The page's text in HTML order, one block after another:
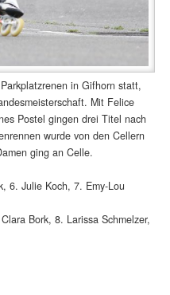
in Gifhorn statt,
Mit Felice
Postel gingen drei Titel nach
wurde von den Cellern
ging an Celle.
6. Julie Koch, 7. Emy-Lou
Bork, 8. Larissa Schmelzer,